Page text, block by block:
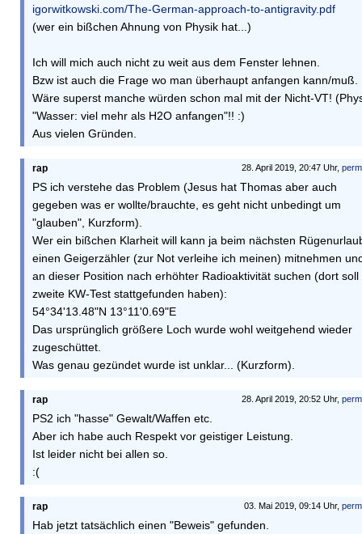
igorwitkowski.com/The-German-approach-to-antigravity.pdf
(wer ein bißchen Ahnung von Physik hat...)
Ich will mich auch nicht zu weit aus dem Fenster lehnen.
Bzw ist auch die Frage wo man überhaupt anfangen kann/muß.
Wäre superst manche würden schon mal mit der Nicht-VT!
"Wasser: viel mehr als H2O anfangen"!! :)
Aus vielen Gründen.
28. April 2019, 20:47 Uhr,
rap
PS ich verstehe das Problem (Jesus hat Thomas aber auch
gegeben was er wollte/brauchte, es geht nicht unbedingt um
"glauben", Kurzform).
Wer ein bißchen Klarheit will kann ja beim nächsten
einen Geigerzähler (zur Not verleihe ich meinen) mitnehmen
an dieser Position nach erhöhter Radioaktivität suchen (dort soll
zweite KW-Test stattgefunden haben):
54°34'13.48"N 13°11'0.69"E
Das ursprünglich größere Loch wurde wohl weitgehend wieder
zugeschüttet.
Was genau gezündet wurde ist unklar... (Kurzform).
28. April 2019, 20:52 Uhr,
rap
PS2 ich "hasse" Gewalt/Waffen etc.
Aber ich habe auch Respekt vor geistiger Leistung.
Ist leider nicht bei allen so.
:(
03. Mai 2019, 09:14 Uhr,
rap
Hab jetzt tatsächlich einen "Beweis" gefunden.